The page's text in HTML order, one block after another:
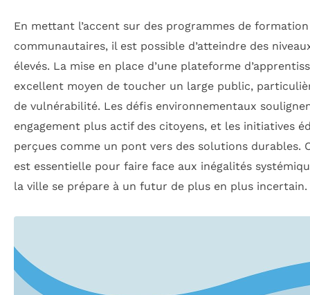
En mettant l’accent sur des programmes de
communautaires, il est possible d’atteindre des
élevés. La mise en place d’une plateforme
excellent moyen de toucher un large public,
de vulnérabilité. Les défis environnementaux
engagement plus actif des citoyens, et les initiatives
perçues comme un pont vers des solutions durables.
est essentielle pour faire face aux inégalités
la ville se prépare à un futur de plus en plus incertain.